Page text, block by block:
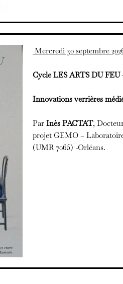
Mercredi 30 septembre
Cycle LES ARTS DU
Innovations verrières
Par Inès PACTAT,
projet GEMO –
(UMR 7065) -Orléans.